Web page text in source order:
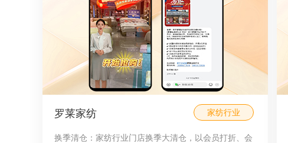
家纺行业
罗莱家纺
换季清仓：家纺行业门店换季大清仓，以会员打折、会